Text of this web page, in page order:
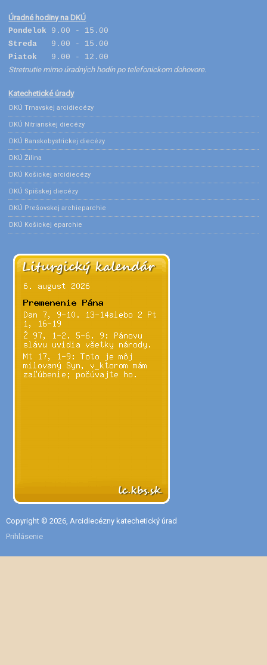
Úradné hodiny na DKÚ
Pondelok 9.00 - 15.00
Streda 9.00 - 15.00
Piatok 9.00 - 12.00
Stretnutie mimo úradných hodín po telefonickom dohovore.
Katechetické úrady
DKÚ Trnavskej arcidiecézy
DKÚ Nitrianskej diecézy
DKÚ Banskobystrickej diecézy
DKÚ Žilina
DKÚ Košickej arcidiecézy
DKÚ Spišskej diecézy
DKÚ Prešovskej archieparchie
DKÚ Košickej eparchie
Copyright © 2026, Arcidiecézny katechetický úrad
Prihlásenie